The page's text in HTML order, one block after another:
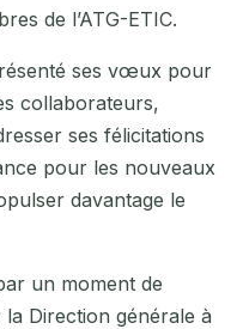
de l’ATG-ETIC.
ses vœux pour
collaborateurs,
ses félicitations
pour les nouveaux
davantage le
un moment de
Direction générale à